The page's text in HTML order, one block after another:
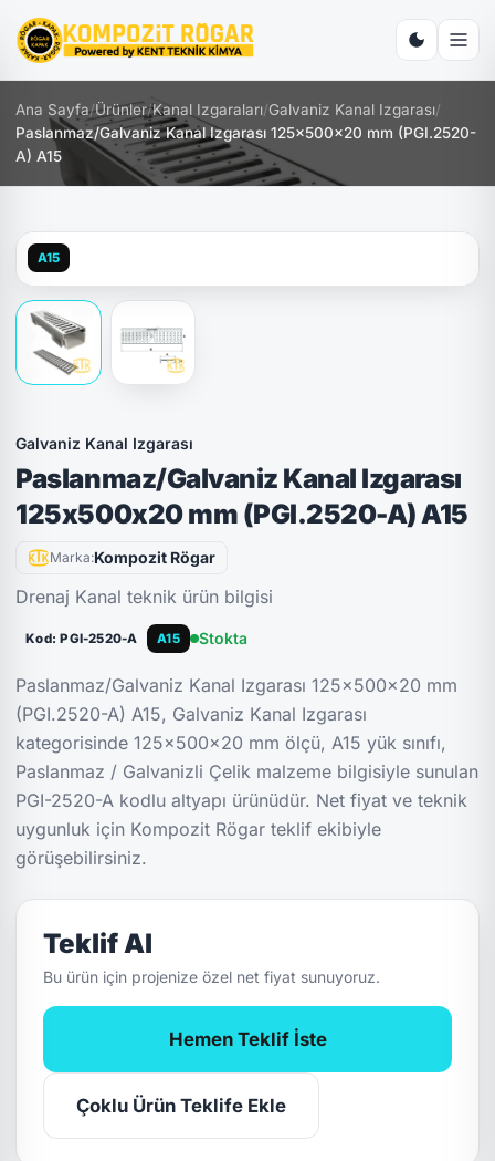
Ana Sayfa/Ürünler/Kanal Izgaraları/Galvaniz Kanal Izgarası/
Paslanmaz/Galvaniz Kanal Izgarası 125x500x20 mm (PGI.2520-
A) A15
A15
Galvaniz Kanal Izgarası
Paslanmaz/Galvaniz Kanal Izgarası
125x500x20 mm (PGI.2520-A) A15
Marka:Kompozit Rögar
Drenaj Kanal teknik ürün bilgisi
Kod: PGI-2520-A A15 Stokta
Paslanmaz/Galvaniz Kanal Izgarası 125x500x20 mm
(PGI.2520-A) A15, Galvaniz Kanal Izgarası
kategorisinde 125x500x20 mm ölçü, A15 yük sınıfı,
Paslanmaz / Galvanizli Çelik malzeme bilgisiyle sunulan
PGI-2520-A kodlu altyapı ürünüdür. Net fiyat ve teknik
uygunluk için Kompozit Rögar teklif ekibiyle
görüşebilirsiniz.
Teklif Al
Bu ürün için projenize özel net fiyat sunuyoruz.
Hemen Teklif İste
Çoklu Ürün Teklife Ekle